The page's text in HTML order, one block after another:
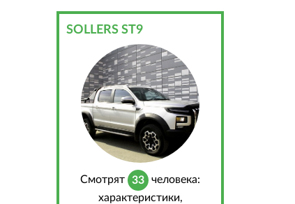
SOLLERS ST9
Cмотрят 33
человека:
характеристики,